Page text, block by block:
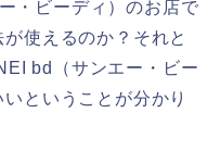
・ビーディ）のお店で
使えるのか？それと
bd（サンエー・ビー
ということが分かり